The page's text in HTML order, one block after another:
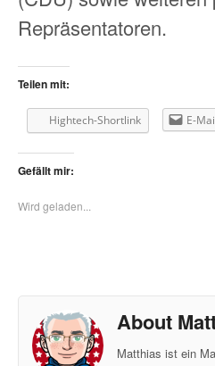
Repräsentatoren.
Teilen mit:
Hightech-Shortlink E-
Gefällt mir:
Wird geladen...
About
Matthias ist ein